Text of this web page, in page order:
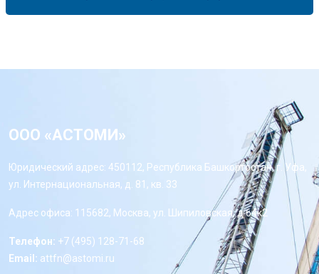
ООО «АСТОМИ»
Юридический адрес: 450112, Республика Башкортостан, г. Уфа,
ул. Интернациональная, д. 81, кв. 33
Адрес офиса: 115682, Москва, ул. Шипиловская, д 64к2
Телефон: +7 (495) 128-71-68
Email: attfn@astomi.ru